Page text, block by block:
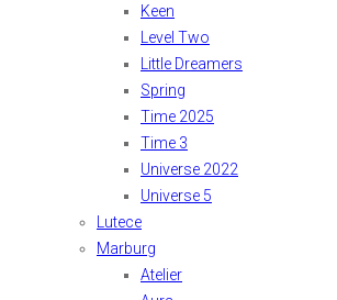
Keen
Level Two
Little Dreamers
Spring
Time 2025
Time 3
Universe 2022
Universe 5
Lutece
Marburg
Atelier